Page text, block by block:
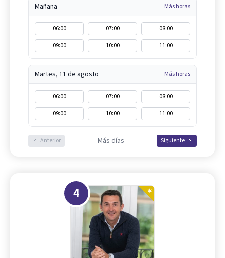
Mañana Más horas
06:00 07:00
08:00
09:00
10:00 11:00
Martes, 11 de agosto Más horas
06:00 07:00
08:00
09:00
10:00 11:00
Anterior Más días Siguiente
4